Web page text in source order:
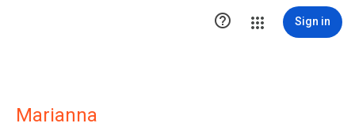
 Sign in
Marianna